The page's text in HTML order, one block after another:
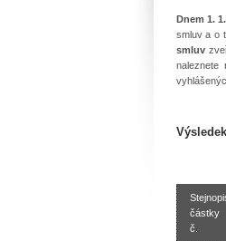
Dnem 1.
smluv a o
smluv
částky
č.